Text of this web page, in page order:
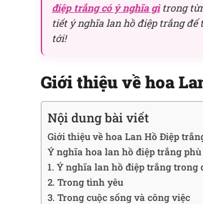
điệp trắng có ý nghĩa gìtrong
tiết ý nghĩa lan hồ điệp trắng
tới!
Giới thiệu về hoa
Nội dung bài viết
Giới thiệu về hoa Lan Hồ Điệp
Ý nghĩa hoa lan hồ điệp trắng
1. Ý nghĩa lan hồ điệp trắng trong
2. Trong tình yêu
3. Trong cuộc sống và công việc